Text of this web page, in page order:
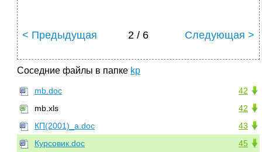
< Предыдущая 2 / 6 Следующая >
Соседние файлы в папке kp
42
mb.doc
42
mb.xls
43
КП(2001)_а.doc
45
Курсовик.doc